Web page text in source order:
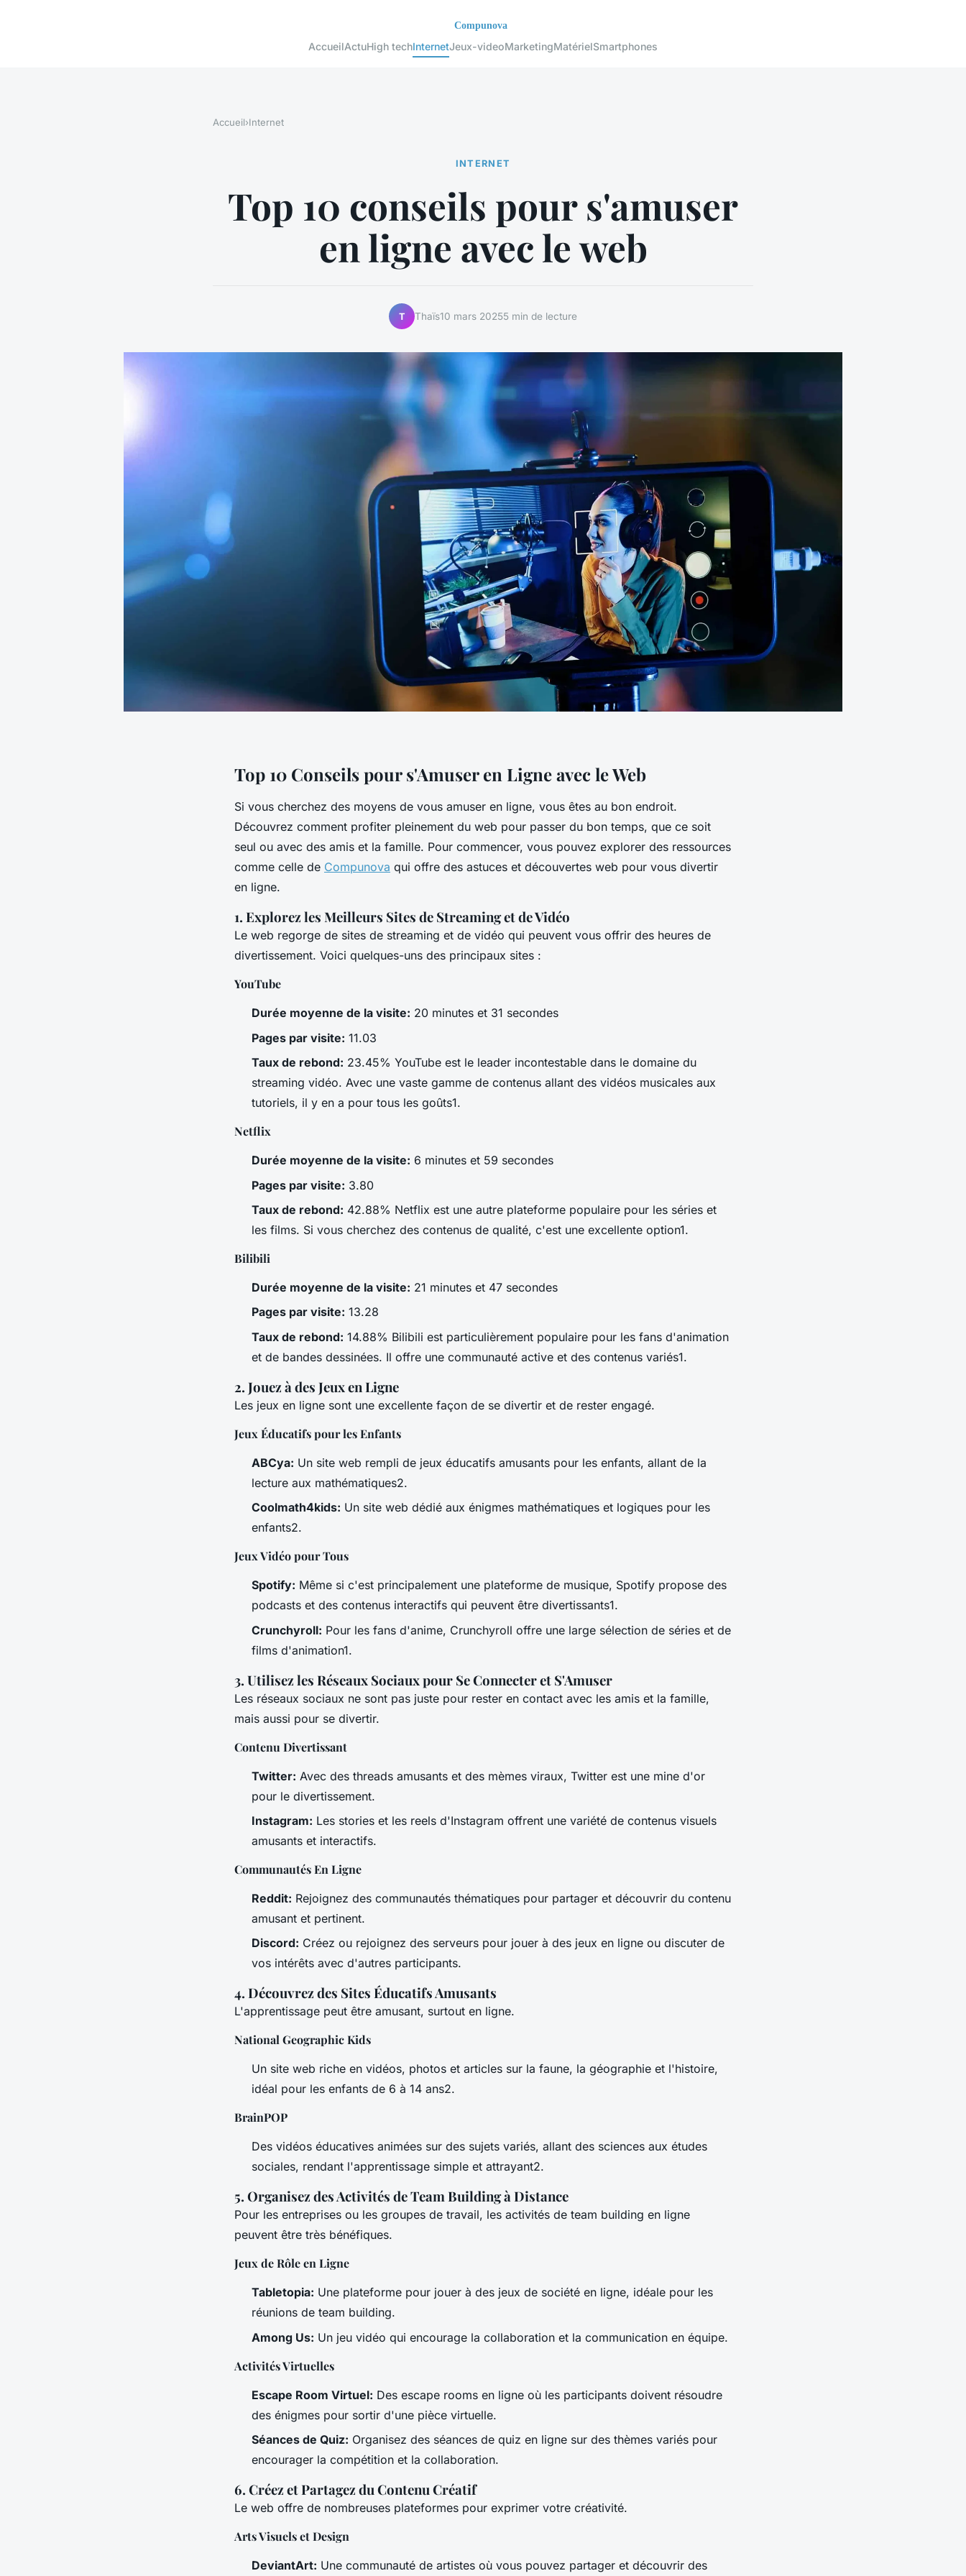
AccueilActuHigh techInternetJeux-videoMarketingMatérielSmartphones
Accueil›Internet
INTERNET
Top 10 conseils pour s'amuser
en ligne avec le web
T Thaïs10 mars 20255 min de lecture
Top 10 Conseils pour s'Amuser en Ligne avec le Web
Si vous cherchez des moyens de vous amuser en ligne, vous êtes au bon endroit.
Découvrez comment profiter pleinement du web pour passer du bon temps, que ce soit
seul ou avec des amis et la famille. Pour commencer, vous pouvez explorer des ressources
comme celle de Compunova qui offre des astuces et découvertes web pour vous divertir
en ligne.
1. Explorez les Meilleurs Sites de Streaming et de Vidéo
Le web regorge de sites de streaming et de vidéo qui peuvent vous offrir des heures de
divertissement. Voici quelques-uns des principaux sites :
YouTube
Durée moyenne de la visite: 20 minutes et 31 secondes
Pages par visite: 11.03
Taux de rebond: 23.45% YouTube est le leader incontestable dans le domaine du
streaming vidéo. Avec une vaste gamme de contenus allant des vidéos musicales aux
tutoriels, il y en a pour tous les goûts1.
Netflix
Durée moyenne de la visite: 6 minutes et 59 secondes
Pages par visite: 3.80
Taux de rebond: 42.88% Netflix est une autre plateforme populaire pour les séries et
les films. Si vous cherchez des contenus de qualité, c'est une excellente option1.
Bilibili
Durée moyenne de la visite: 21 minutes et 47 secondes
Pages par visite: 13.28
Taux de rebond: 14.88% Bilibili est particulièrement populaire pour les fans d'animation
et de bandes dessinées. Il offre une communauté active et des contenus variés1.
2. Jouez à des Jeux en Ligne
Les jeux en ligne sont une excellente façon de se divertir et de rester engagé.
Jeux Éducatifs pour les Enfants
ABCya: Un site web rempli de jeux éducatifs amusants pour les enfants, allant de la
lecture aux mathématiques2.
Coolmath4kids: Un site web dédié aux énigmes mathématiques et logiques pour les
enfants2.
Jeux Vidéo pour Tous
Spotify: Même si c'est principalement une plateforme de musique, Spotify propose des
podcasts et des contenus interactifs qui peuvent être divertissants1.
Crunchyroll: Pour les fans d'anime, Crunchyroll offre une large sélection de séries et de
films d'animation1.
3. Utilisez les Réseaux Sociaux pour Se Connecter et S'Amuser
Les réseaux sociaux ne sont pas juste pour rester en contact avec les amis et la famille,
mais aussi pour se divertir.
Contenu Divertissant
Twitter: Avec des threads amusants et des mèmes viraux, Twitter est une mine d'or
pour le divertissement.
Instagram: Les stories et les reels d'Instagram offrent une variété de contenus visuels
amusants et interactifs.
Communautés En Ligne
Reddit: Rejoignez des communautés thématiques pour partager et découvrir du contenu
amusant et pertinent.
Discord: Créez ou rejoignez des serveurs pour jouer à des jeux en ligne ou discuter de
vos intérêts avec d'autres participants.
4. Découvrez des Sites Éducatifs Amusants
L'apprentissage peut être amusant, surtout en ligne.
National Geographic Kids
Un site web riche en vidéos, photos et articles sur la faune, la géographie et l'histoire,
idéal pour les enfants de 6 à 14 ans2.
BrainPOP
Des vidéos éducatives animées sur des sujets variés, allant des sciences aux études
sociales, rendant l'apprentissage simple et attrayant2.
5. Organisez des Activités de Team Building à Distance
Pour les entreprises ou les groupes de travail, les activités de team building en ligne
peuvent être très bénéfiques.
Jeux de Rôle en Ligne
Tabletopia: Une plateforme pour jouer à des jeux de société en ligne, idéale pour les
réunions de team building.
Among Us: Un jeu vidéo qui encourage la collaboration et la communication en équipe.
Activités Virtuelles
Escape Room Virtuel: Des escape rooms en ligne où les participants doivent résoudre
des énigmes pour sortir d'une pièce virtuelle.
Séances de Quiz: Organisez des séances de quiz en ligne sur des thèmes variés pour
encourager la compétition et la collaboration.
6. Créez et Partagez du Contenu Créatif
Le web offre de nombreuses plateformes pour exprimer votre créativité.
Arts Visuels et Design
DeviantArt: Une communauté de artistes où vous pouvez partager et découvrir des